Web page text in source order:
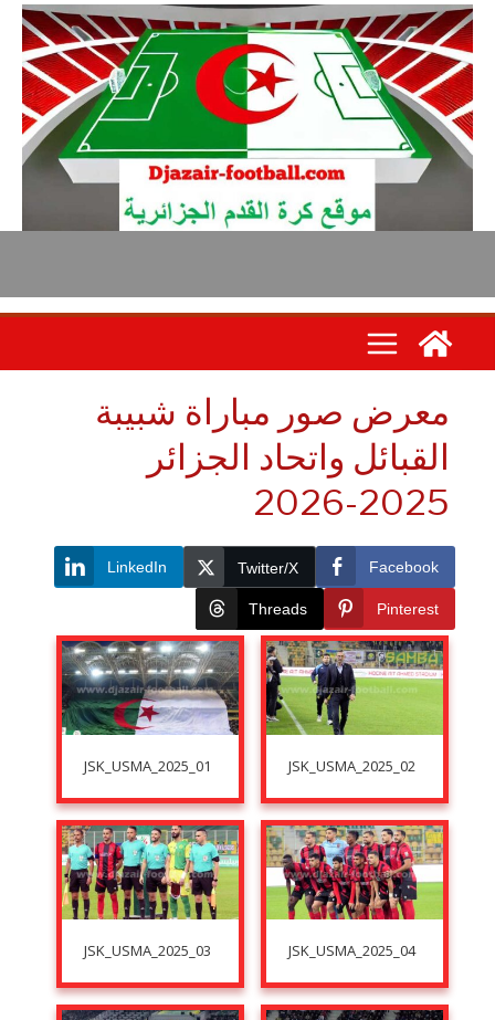
صور مباراة شبيبة
واتحاد الجزائر
2025-
Twitter/X
LinkedIn
Threads
JSK_USMA_2025_01 JSK_USMA_2025_02
JSK_USMA_2025_03 JSK_USMA_2025_04